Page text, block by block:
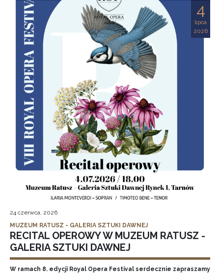
4
lipca
2026
24 czerwca, 2026
MUZEUM RATUSZ - GALERIA SZTUKI DAWNEJ
RECITAL OPEROWY W MUZEUM RATUSZ -
GALERIA SZTUKI DAWNEJ
W ramach 8. edycji Royal Opera Festival serdecznie zapraszamy